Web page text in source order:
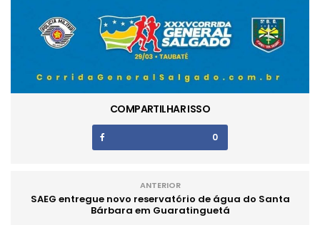
COMPARTILHAR ISSO
0
ANTERIOR
SAEG entregue novo reservatório de água do Santa
Bárbara em Guaratinguetá